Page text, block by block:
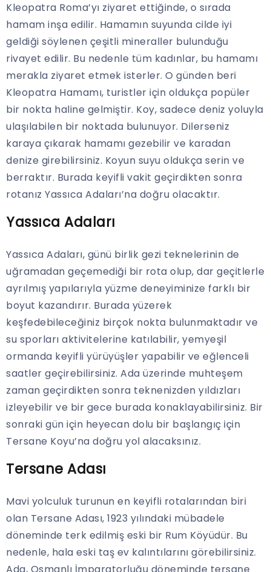
Kleopatra Roma’yı ziyaret ettiğinde, o sırada
hamam inşa edilir. Hamamın suyunda cilde iyi
geldiği söylenen çeşitli mineraller bulunduğu
rivayet edilir. Bu nedenle tüm kadınlar, bu hamamı
merakla ziyaret etmek isterler. O günden beri
Kleopatra Hamamı, turistler için oldukça popüler
bir nokta haline gelmiştir. Koy, sadece deniz yoluyla
ulaşılabilen bir noktada bulunuyor. Dilerseniz
karaya çıkarak hamamı gezebilir ve karadan
denize girebilirsiniz. Koyun suyu oldukça serin ve
berraktır. Burada keyifli vakit geçirdikten sonra
rotanız Yassıca Adaları’na doğru olacaktır.
Yassıca Adaları
Yassıca Adaları, günü birlik gezi teknelerinin de
uğramadan geçemediği bir rota olup, dar geçitlerle
ayrılmış yapılarıyla yüzme deneyiminize farklı bir
boyut kazandırır. Burada yüzerek
keşfedebileceğiniz birçok nokta bulunmaktadır ve
su sporları aktivitelerine katılabilir, yemyeşil
ormanda keyifli yürüyüşler yapabilir ve eğlenceli
saatler geçirebilirsiniz. Ada üzerinde muhteşem
zaman geçirdikten sonra teknenizden yıldızları
izleyebilir ve bir gece burada konaklayabilirsiniz. Bir
sonraki gün için heyecan dolu bir başlangıç için
Tersane Koyu’na doğru yol alacaksınız.
Tersane Adası
Mavi yolculuk turunun en keyifli rotalarından biri
olan Tersane Adası, 1923 yılındaki mübadele
döneminde terk edilmiş eski bir Rum Köyüdür. Bu
nedenle, hala eski taş ev kalıntılarını görebilirsiniz.